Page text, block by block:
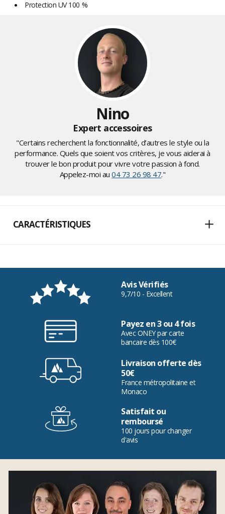
Protection UV 100 %
Nino
Expert accessoires
"Certains recherchent la fonctionnalité, d’autres le style ou la
performance. Quels que soient vos critères, je vous aiderai à
trouver le bon produit pour vivre votre passion à fond.
Appelez-moi au04 73 26 98 47."
CARACTÉRISTIQUES
Avis Vérifiés
9,7/10 - Excellent
Payez en 3 ou 4 fois
Avec ONEY par carte
bancaire dès 100€
Livraison offerte dès
50€
France métropolitaine et
Monaco
Satisfait ou
remboursé
100 jours pour changer
d'avis